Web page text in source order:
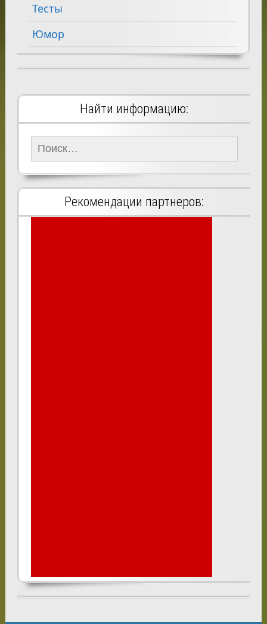
Тесты
Юмор
Найти информацию:
Найти:
Рекомендации партнеров: